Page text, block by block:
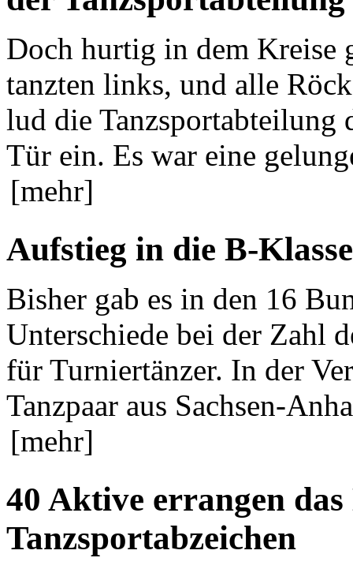
Doch hurtig in dem Kreise
tanzten links, und alle
lud die Tanzsportabteilung
Tür ein. Es war eine
[mehr]
Aufstieg in die B-Klasse
Bisher gab es in den 16
Unterschiede bei der Zahl
für Turniertänzer. In der
Tanzpaar aus Sachsen-
[mehr]
40 Aktive errangen das
Tanzsportabzeichen